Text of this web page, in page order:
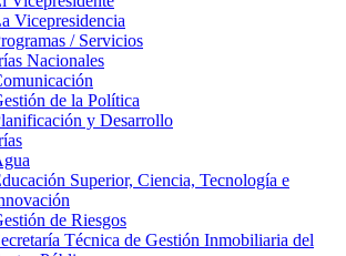
Vicepresidencia
/ Servicios
Nacionales
de la Política
y Desarrollo
Superior, Ciencia, Tecnología e
de Riesgos
Técnica de Gestión Inmobiliaria del